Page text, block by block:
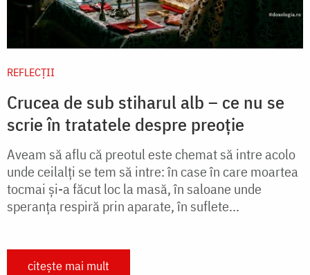
REFLECȚII
Crucea de sub stiharul alb – ce nu se
scrie în tratatele despre preoție
Aveam să aflu că preotul este chemat să intre acolo
unde ceilalți se tem să intre: în case în care moartea
tocmai și-a făcut loc la masă, în saloane unde
speranța respiră prin aparate, în suflete...
citește mai mult